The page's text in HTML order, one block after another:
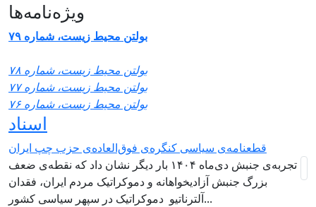
ویژه‌نامه‌ها
بولتن محیط زیست، شماره ۷۹
بولتن محیط زیست، شماره ۷۸
بولتن محیط زیست، شماره ۷۷
بولتن محیط زیست، شماره ۷۶
اسناد
قطعنامه‌ی سیاسی کنگره‌ی فوق‌العاده‌ی حزب چپ ایران
تجربه‌ی جنبش دی‌ماه ۱۴۰۴ بار دیگر نشان داد که نقطه‌ی ضعف
بزرگ جنبش آزادیخواهانه و دموکراتیک مردم ایران، فقدان
آلترناتیو دموکراتیک در سپهر سیاسی کشور...